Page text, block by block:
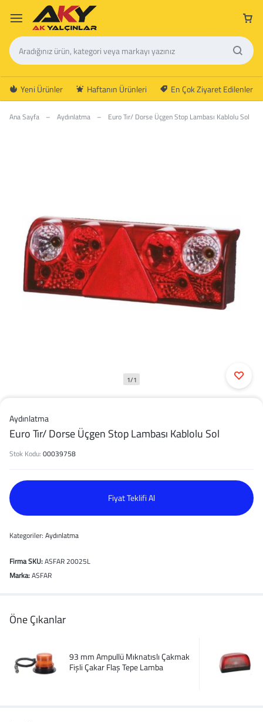
Yeni Ürünler Haftanın Ürünleri En Çok Ziyaret Edilenler
Ana Sayfa – Aydınlatma – Euro Tır/ Dorse Üçgen Stop Lambası Kablolu Sol
1/1
Aydınlatma
Euro Tır/ Dorse Üçgen Stop Lambası Kablolu Sol
Stok Kodu: 00039758
Fiyat Teklifi Al
Kategoriler: Aydınlatma
Firma SKU:ASFAR 20025L
Marka:ASFAR
Öne Çıkanlar
93 mm Ampullü Mıknatıslı Çakmak
Fişli Çakar Flaş Tepe Lamba